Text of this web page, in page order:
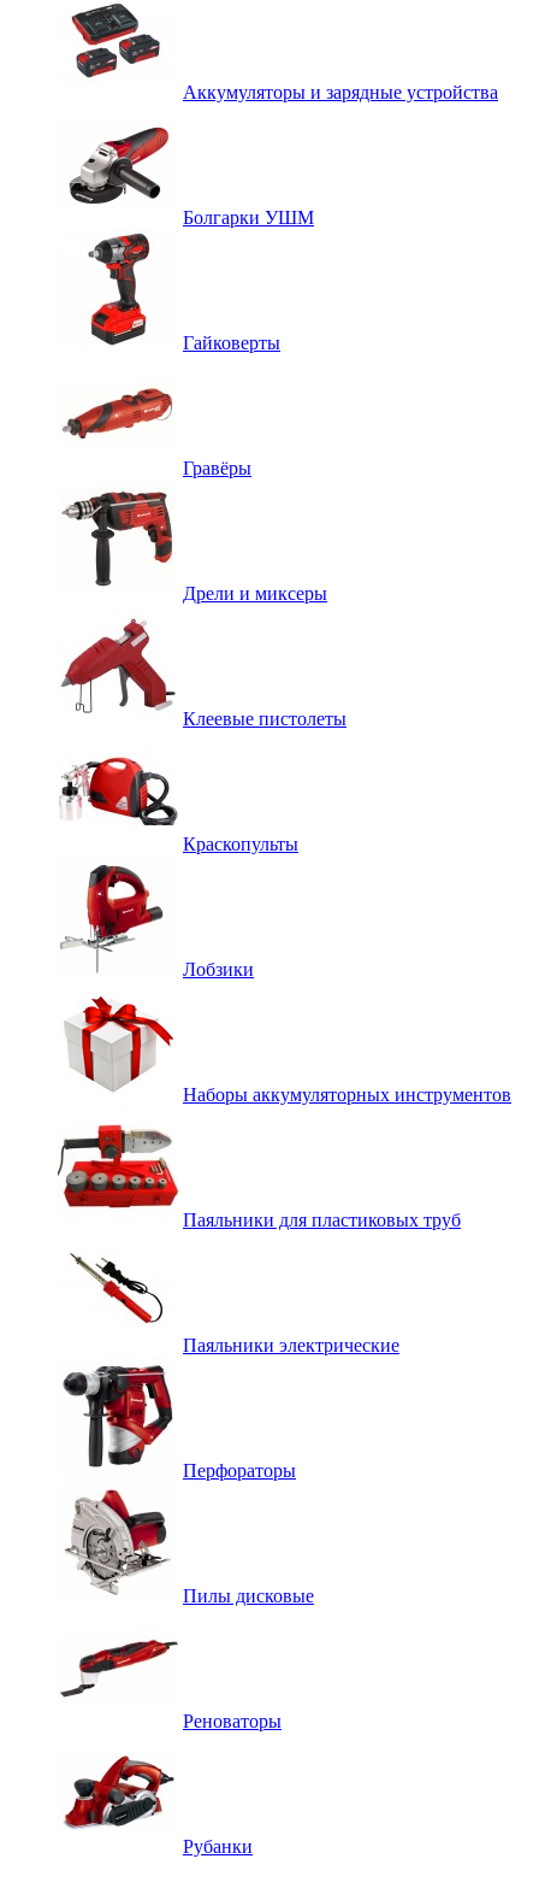
Аккумуляторы и зарядные устройства
Болгарки УШМ
Гайковерты
Гравёры
Дрели и миксеры
Клеевые пистолеты
Краскопульты
Лобзики
Наборы аккумуляторных инструментов
Паяльники для пластиковых труб
Паяльники электрические
Перфораторы
Пилы дисковые
Реноваторы
Рубанки